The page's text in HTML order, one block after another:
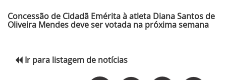
Concessão de Cidadã Emérita à atleta Diana Santos de
Oliveira Mendes deve ser votada na próxima semana
Ir para listagem de notícias